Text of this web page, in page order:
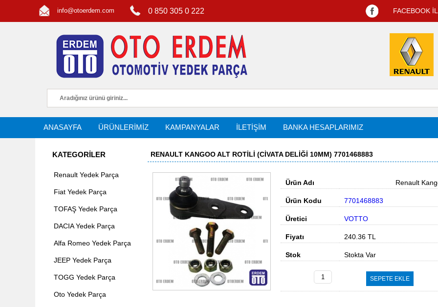
info@otoerdem.com 0 850 305 0 222 FACEBOOK
ANASAYFA ÜRÜNLERİMİZ KAMPANYALAR İLETİŞİM BANKA HESAPLARIMIZ
KATEGORİLER
Renault Yedek Parça
Fiat Yedek Parça
TOFAŞ Yedek Parça
DACIA Yedek Parça
Alfa Romeo Yedek Parça
JEEP Yedek Parça
TOGG Yedek Parça
Oto Yedek Parça
RENAULT KANGOO ALT ROTILI (CIVATA DELIĞI 10MM) 7701468883
Ürün Adı Renault
Ürün Kodu 7701468883
Üretici VOTTO
Fiyatı 240.36 TL
Stok Stokta Var
SEPETE EKLE